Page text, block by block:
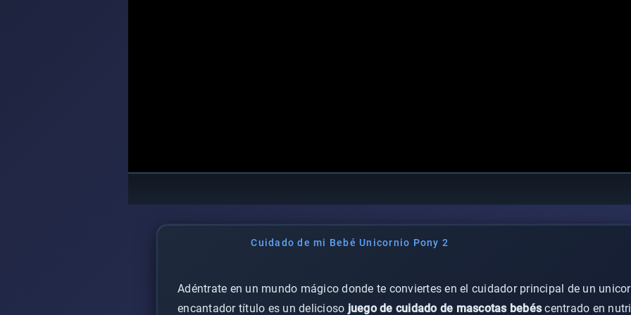
Cuidado de mi Bebé Unicornio Pony 2
Adéntrate en un mundo mágico donde te conviertes en el cuidador principal de un
encantador título es un delicioso juego de cuidado de mascotas bebéscentrado en